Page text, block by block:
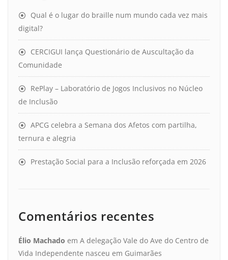
Qual é o lugar do braille num mundo cada vez mais
digital?
CERCIGUI lança Questionário de Auscultação da
Comunidade
RePlay – Laboratório de Jogos Inclusivos no Núcleo
de Inclusão
APCG celebra a Semana dos Afetos com partilha,
ternura e alegria
Prestação Social para a Inclusão reforçada em 2026
Comentários recentes
Élio Machado em A delegação Vale do Ave do Centro de
Vida Independente nasceu em Guimarães